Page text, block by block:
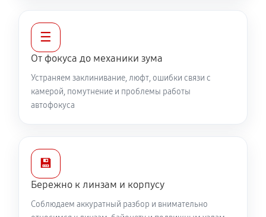
☰
От фокуса до механики зума
Устраняем заклинивание, люфт, ошибки связи с
камерой, помутнение и проблемы работы
автофокуса
💾
Бережно к линзам и корпусу
Соблюдаем аккуратный разбор и внимательно